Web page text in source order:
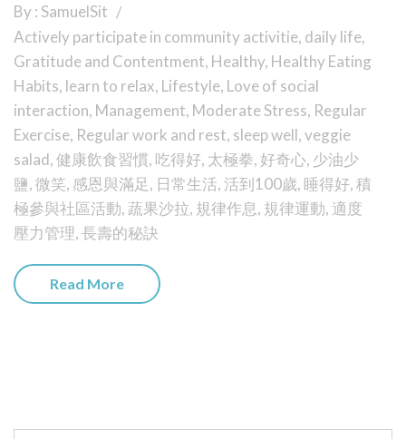
By : SamuelSit
Actively participate in community activitie, daily life,
Gratitude and Contentment, Healthy, Healthy Eating
Habits, learn to relax, Lifestyle, Love of social
interaction, Management, Moderate Stress, Regular
Exercise, Regular work and rest, sleep well,veggie
salad,健康飲食習慣, 吃得好, 太極拳, 好奇心, 少油少
鹽,微笑, 感恩與滿足, 日常生活, 活到100歲, 睡得好,積
極參與社區活動,蔬果沙拉, 規律作息, 規律運動, 適度
壓力管理,長壽的秘訣
Read More